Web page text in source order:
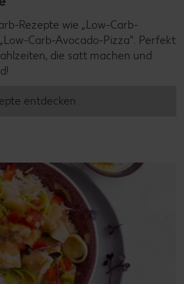
Rezepte wie „Low-Carb-
Carb-Avocado-Pizza". Perfekt
die satt machen und
entdecken